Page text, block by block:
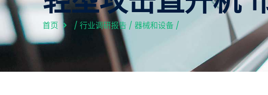
首页 / 行业调研报告 / 器械和设备 /